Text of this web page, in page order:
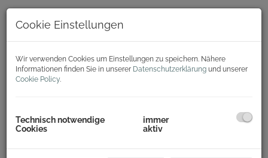
Zum Verkauf gelangt eine wunderschöne Wohnung als
Erstbezug nach Komplettrenovierung!
Raumaufteilung der Wohnung im 2. Stock (mit Lift):
Cookie Einstellungen
Wir verwenden Cookies um Einstellungen zu speichern. Nähere
Informationen finden Sie in unserer Datenschutzerklärung und unserer
Cookie Policy.
Technisch notwendige
Cookies
immer
aktiv